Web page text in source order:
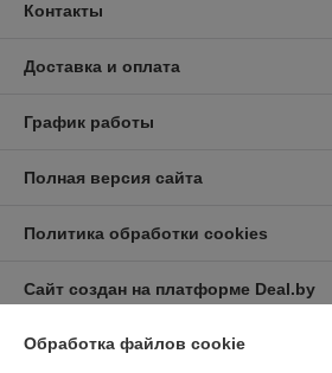
Контакты
Доставка и оплата
График работы
Полная версия сайта
Политика обработки cookies
Сайт создан на платформе Deal.by
Обработка файлов cookie